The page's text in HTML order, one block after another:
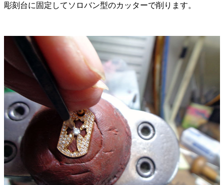
彫刻台に固定してソロバン型のカッターで削ります。